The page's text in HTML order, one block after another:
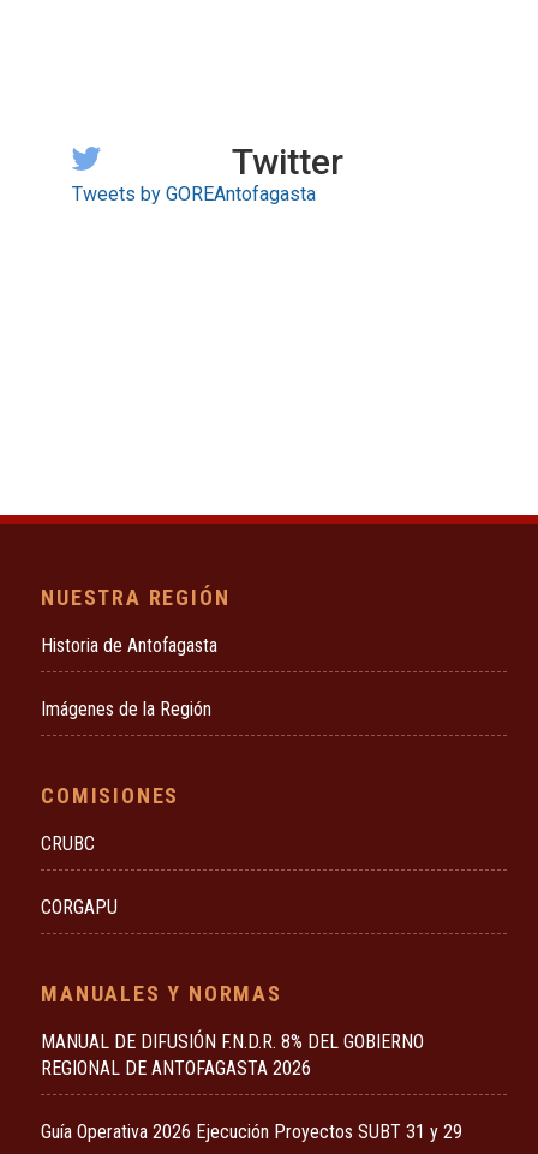
Twitter
Tweets by GOREAntofagasta
NUESTRA REGIÓN
Historia de Antofagasta
Imágenes de la Región
COMISIONES
CRUBC
CORGAPU
MANUALES Y NORMAS
MANUAL DE DIFUSIÓN F.N.D.R. 8% DEL GOBIERNO
REGIONAL DE ANTOFAGASTA 2026
Guía Operativa 2026 Ejecución Proyectos SUBT 31 y 29